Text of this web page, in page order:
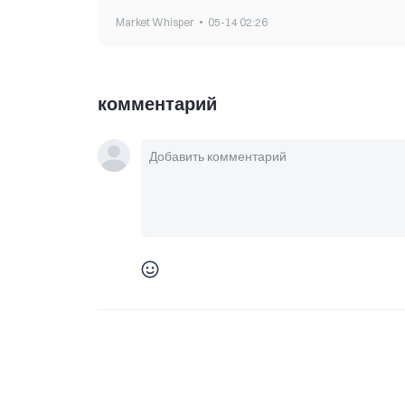
Market Whisper 05-14 02:26
комментарий